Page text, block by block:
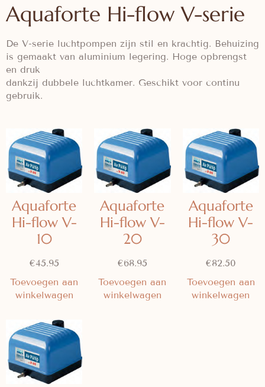
Aquaforte Hi-flow V-serie
De V-serie luchtpompen zijn stil en krachtig. Behuizing
is gemaakt van aluminium legering. Hoge opbrengst
en druk
dankzij dubbele luchtkamer. Geschikt voor continu
gebruik.
Aquaforte
Hi-flow V-
10
€45.95
Toevoegen aan
winkelwagen
Aquaforte
Hi-flow V-
20
€68.95
Toevoegen aan
winkelwagen
Aquaforte
Hi-flow V-
30
€82.50
Toevoegen aan
winkelwagen